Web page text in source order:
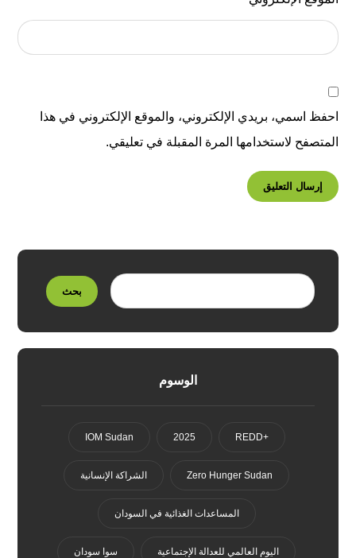
احفظ اسمي، بريدي الإلكتروني، والموقع الإلكتروني في هذا
المتصفح لاستخدامها المرة المقبلة في تعليقي.
إرسال التعليق
بحث
الوسوم
+REDD
2025
IOM Sudan
Zero Hunger Sudan الشراكة الإنسانية
المساعدات الغذائية في السودان
اليوم العالمي للعدالة الإجتماعية سوا سودان